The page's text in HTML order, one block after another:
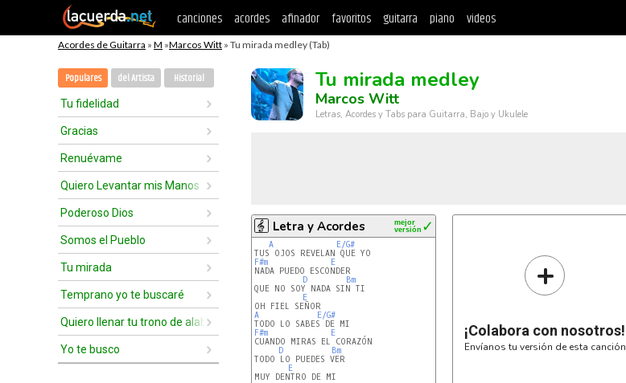
canciones acordes afinador favoritos guitarra piano videos
Acordes de Guitarra » M »Marcos Witt » Tu mirada medley (Tab)
Populares del Artista Historial
Tu fidelidad
Gracias
Renuévame
Quiero Levantar mis Manos
Poderoso Dios
Somos el Pueblo
Tu mirada
Temprano yo te buscaré
Quiero llenar tu trono de alabanzas
Yo te busco
Tu mirada medley
Marcos Witt
Letras, Acordes y Tabs para Guitarra, Bajo y Ukulele
Letra y Acordes ✓
mejor
versión
A
E/G#
F#m
E
NADA PUEDO ESCONDER
D
Bm
QUE NO SOY NADA SIN TI
E
A
E/G#
F#m
E
CUANDO MIRAS EL CORAZÓN
D
Bm
TODO LO PUEDES VER
E
MUY DENTRO DE MI
+
¡Colabora con nosotros!
Envíanos tu versión de esta canción